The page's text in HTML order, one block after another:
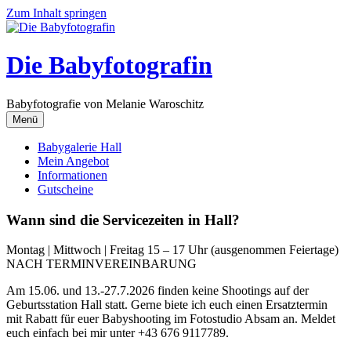
Zum Inhalt springen
Die Babyfotografin
Babyfotografie von Melanie Waroschitz
Menü
Babygalerie Hall
Mein Angebot
Informationen
Gutscheine
Wann sind die Servicezeiten in Hall?
Montag | Mittwoch | Freitag 15 – 17 Uhr (ausgenommen Feiertage)
NACH TERMINVEREINBARUNG
Am 15.06. und 13.-27.7.2026 finden keine Shootings auf der
Geburtsstation Hall statt. Gerne biete ich euch einen Ersatztermin
mit Rabatt für euer Babyshooting im Fotostudio Absam an. Meldet
euch einfach bei mir unter +43 676 9117789.